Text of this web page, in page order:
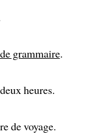
grammaire.
heures.
de voyage.